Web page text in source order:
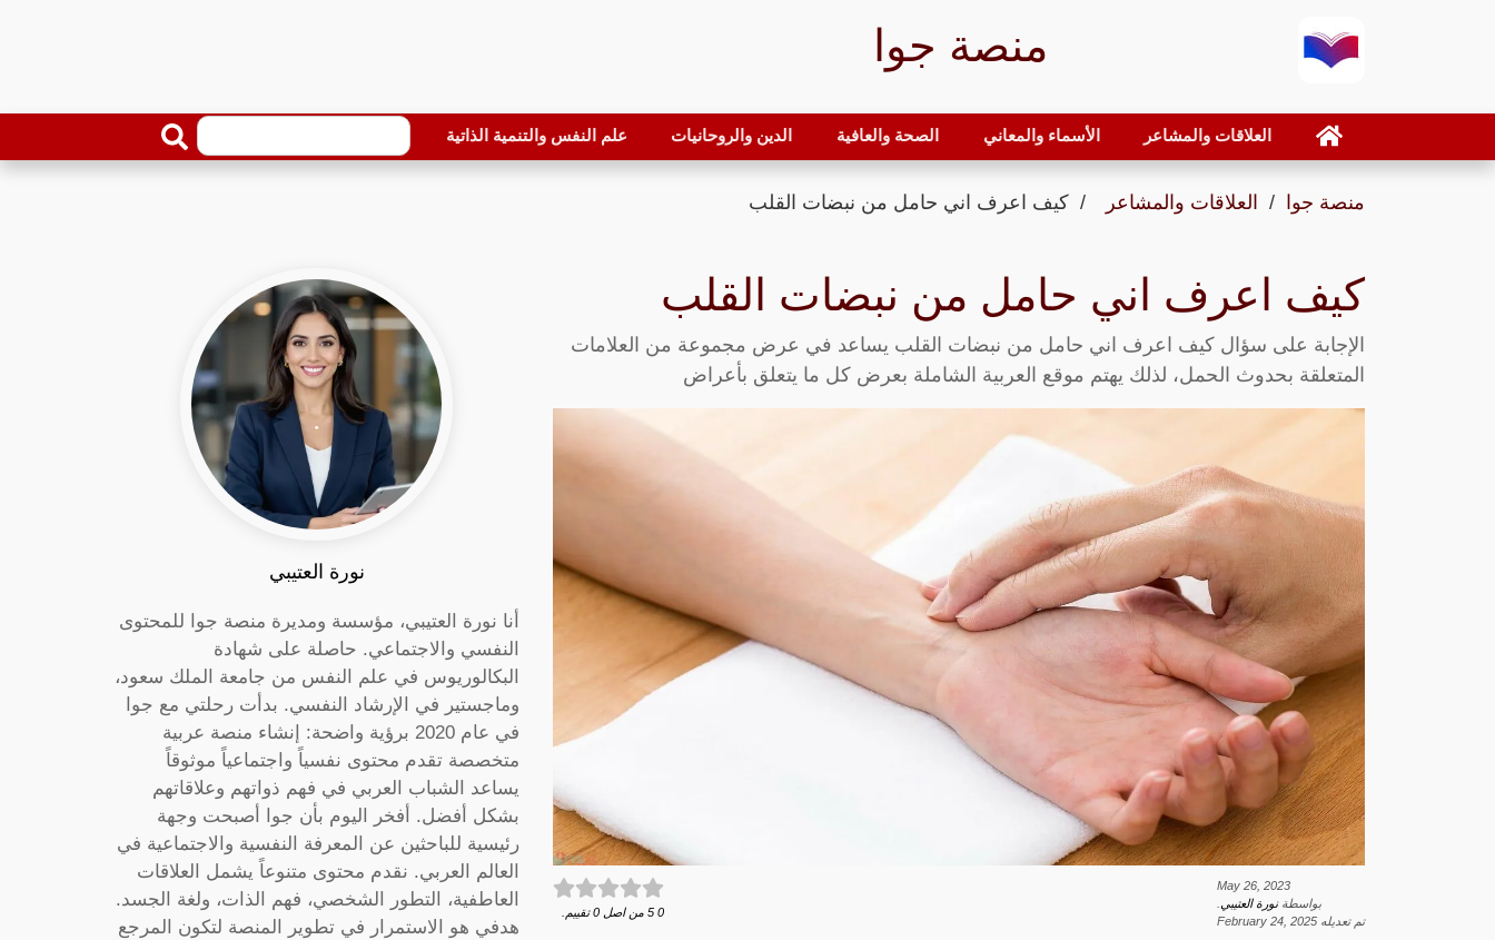
منصة جوا
العلاقات والمشاعر الأسماء والمعاني الصحة والعافية الدين والروحانيات علم النفس والتنمية الذاتية
منصة جوا العلاقات والمشاعر كيف اعرف اني حامل من نبضات القلب
كيف اعرف اني حامل من نبضات القلب
الإجابة على سؤال كيف اعرف اني حامل من نبضات القلب يساعد في عرض مجموعة من العلامات
المتعلقة بحدوث الحمل، لذلك يهتم موقع العربية الشاملة بعرض كل ما يتعلق بأعراض
May 26, 2023
بواسطةنورة العتيبي
تم تعديله February 24, 2025
0
5 من اصل 0 تقييم.
نورة العتيبي
أنا نورة العتيبي، مؤسسة ومديرة منصة جوا للمحتوى
النفسي والاجتماعي. حاصلة على شهادة
البكالوريوس في علم النفس من جامعة الملك سعود،
وماجستير في الإرشاد النفسي. بدأت رحلتي مع جوا
في عام 2020 برؤية واضحة: إنشاء منصة عربية
متخصصة تقدم محتوى نفسياً واجتماعياً موثوقاً
يساعد الشباب العربي في فهم ذواتهم وعلاقاتهم
بشكل أفضل. أفخر اليوم بأن جوا أصبحت وجهة
رئيسية للباحثين عن المعرفة النفسية والاجتماعية في
العالم العربي. نقدم محتوى متنوعاً يشمل العلاقات
العاطفية، التطور الشخصي، فهم الذات، ولغة الجسد.
هدفي هو الاستمرار في تطوير المنصة لتكون المرجع